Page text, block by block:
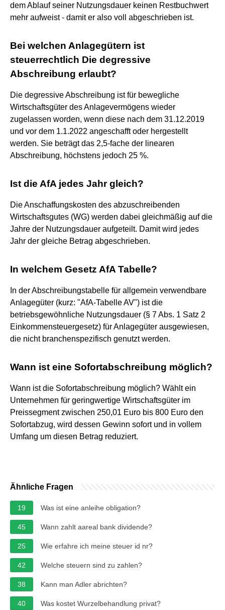
dem Ablauf seiner Nutzungsdauer keinen Restbuchwert
mehr aufweist - damit er also voll abgeschrieben ist.
Bei welchen Anlagegütern ist
steuerrechtlich Die degressive
Abschreibung erlaubt?
Die degressive Abschreibung ist für bewegliche
Wirtschaftsgüter des Anlagevermögens wieder
zugelassen worden, wenn diese nach dem 31.12.2019
und vor dem 1.1.2022 angeschafft oder hergestellt
werden. Sie beträgt das 2,5-fache der linearen
Abschreibung, höchstens jedoch 25 %.
Ist die AfA jedes Jahr gleich?
Die Anschaffungskosten des abzuschreibenden
Wirtschaftsgutes (WG) werden dabei gleichmäßig auf die
Jahre der Nutzungsdauer aufgeteilt. Damit wird jedes
Jahr der gleiche Betrag abgeschrieben.
In welchem Gesetz AfA Tabelle?
In der Abschreibungstabelle für allgemein verwendbare
Anlagegüter (kurz: "AfA-Tabelle AV") ist die
betriebsgewöhnliche Nutzungsdauer (§ 7 Abs. 1 Satz 2
Einkommensteuergesetz) für Anlagegüter ausgewiesen,
die nicht branchenspezifisch genutzt werden.
Wann ist eine Sofortabschreibung möglich?
Wann ist die Sofortabschreibung möglich? Wählt ein
Unternehmen für geringwertige Wirtschaftsgüter im
Preissegment zwischen 250,01 Euro bis 800 Euro den
Sofortabzug, wird dessen Gewinn sofort und in vollem
Umfang um diesen Betrag reduziert.
Ähnliche Fragen
19 Was ist eine anleihe obligation?
45 Wann zahlt aareal bank dividende?
25 Wie erfahre ich meine steuer id nr?
42 Welche steuern sind zu zahlen?
38 Kann man Adler abrichten?
40 Was kostet Wurzelbehandlung privat?